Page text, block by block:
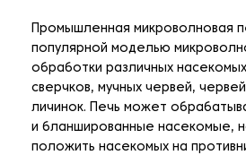
Промышленная микроволновая
популярной моделью
обработки различных
сверчков, мучных червей,
личинок. Печь может
и бланшированные насекомые,
положить насекомых на